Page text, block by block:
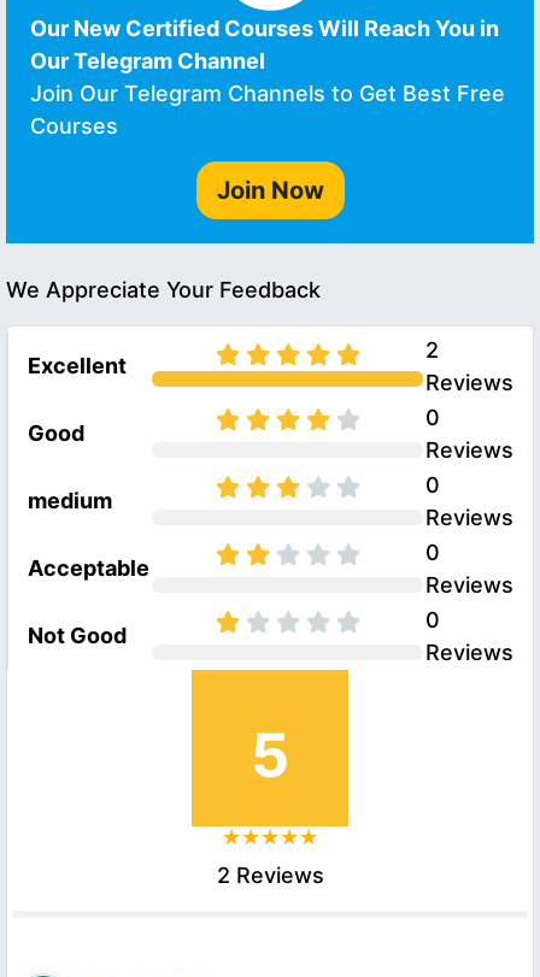
Our New Certified Courses Will Reach You in
Our Telegram Channel
Join Our Telegram Channels to Get Best Free
Courses
Join Now
We Appreciate Your Feedback
Excellent
2
Reviews
Good
0
Reviews
medium
0
Reviews
Acceptable
0
Reviews
Not Good
0
Reviews
5
2 Reviews